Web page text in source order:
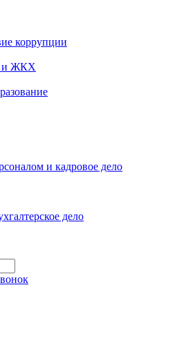
коррупции
и ЖКХ
и кадровое дело
дело